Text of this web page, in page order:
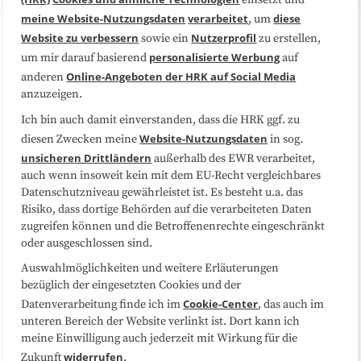
Über uns FAQ
Medienarbeit Kooperationen
Datenschutzerklärung Impressum
Sitemap Cookie-Center
Folgen Sie uns
meine Website-Nutzungsdaten verarbeitet, umdiese
Website zu verbessern sowie ein Nutzerprofil zu erstellen,
um mir darauf basierend personalisierte Werbungauf
anderenOnline-Angeboten der HRK auf Social Media
anzuzeigen.
Ich bin auch damit einverstanden, dass die HRK ggf. zu
diesen Zwecken meineWebsite-Nutzungsdaten in sog.
unsicheren Drittländern außerhalb des EWR verarbeitet,
auch wenn insoweit kein mit dem EU-Recht vergleichbares
Datenschutzniveau gewährleistet ist. Es besteht u.a. das
Risiko, dass dortige Behörden auf die verarbeiteten Daten
zugreifen können und die Betroffenenrechte eingeschränkt
oder ausgeschlossen sind.
Auswahlmöglichkeiten und weitere Erläuterungen
bezüglich der eingesetzten Cookies und der
Datenverarbeitung finde ich imCookie-Center, das auch im
unteren Bereich der Website verlinkt ist. Dort kann ich
meine Einwilligung auch jederzeit mit Wirkung für die
Zukunftwiderrufen.